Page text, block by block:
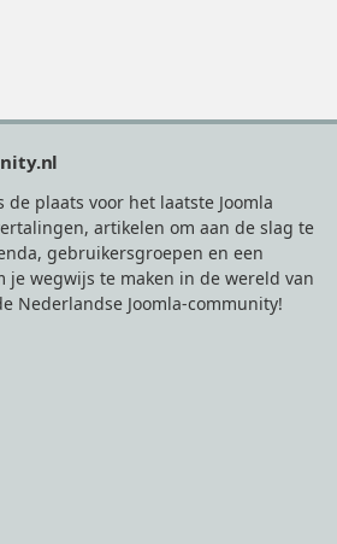
de plaats voor het laatste Joomla
artikelen om aan de slag te
gebruikersgroepen en een
je wegwijs te maken in de wereld van
Nederlandse Joomla-community!